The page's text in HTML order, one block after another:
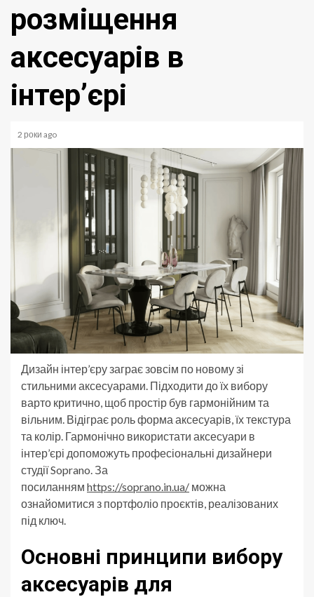
розміщення
аксесуарів в
інтер’єрі
2 роки ago
Дизайн інтер’єру заграє зовсім по новому зі
стильними аксесуарами. Підходити до їх вибору
варто критично, щоб простір був гармонійним та
вільним. Відіграє роль форма аксесуарів, їх текстура
та колір. Гармонічно використати аксесуари в
інтер’єрі допоможуть професіональні дизайнери
студії Soprano. За
посиланням https://soprano.in.ua/ можна
ознайомитися з портфоліо проєктів, реалізованих
під ключ.
Основні принципи вибору
аксесуарів для